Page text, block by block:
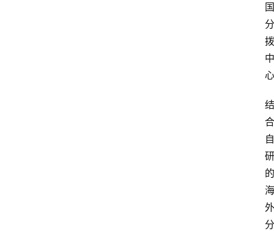
国
分
拨
中
心
结
合
自
研
的
海
外
分